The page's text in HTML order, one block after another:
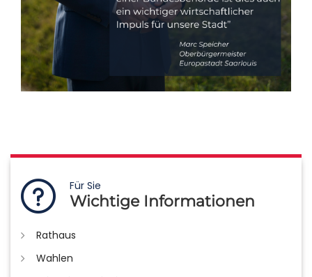
Für Sie
Wichtige Informationen
Rathaus
Wahlen